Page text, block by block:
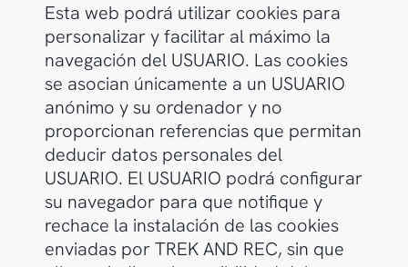
Esta web podrá utilizar cookies para
personalizar y facilitar al máximo la
navegación del USUARIO. Las cookies
se asocian únicamente a un USUARIO
anónimo y su ordenador y no
proporcionan referencias que permitan
deducir datos personales del
USUARIO. El USUARIO podrá configurar
su navegador para que notifique y
rechace la instalación de las cookies
enviadas por TREK AND REC, sin que